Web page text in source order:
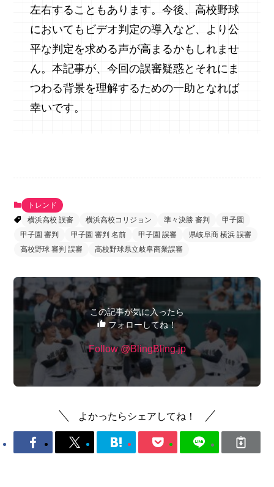
左右することもあります。今後、高校野球
においてもビデオ判定の導入など、より公
平な判定を求める声が高まるかもしれませ
ん。本記事が、今回の誤審疑惑とそれにま
つわる背景を理解するための一助となれば
幸いです。
トレンド
横浜高校 誤審
横浜高校コリジョン 準々決勝 審判
甲子園
甲子園 審判
甲子園 審判 名前 甲子園 誤審
県岐阜商 横浜 誤審
高校野球 審判 誤審
高校野球県立岐阜商業誤審
この記事が気に入ったら
フォローしてね！
Follow @BlingBling.jp
よかったらシェアしてね！